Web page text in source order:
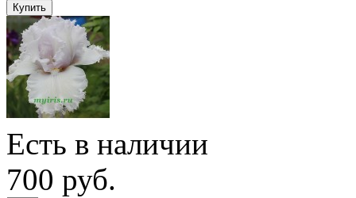
Есть в наличии
700 руб.